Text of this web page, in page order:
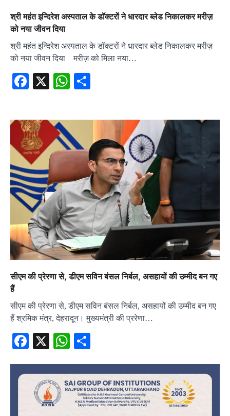
श्री महंत इन्दिरेश अस्पताल के डॉक्टरों ने धारदार ब्लेड निकालकर मरीज़
को नया जीवन दिया
श्री महंत इन्दिरेश अस्पताल के डॉक्टरों ने धारदार ब्लेड निकालकर मरीज़
को नया जीवन दिया मरीज़ को मिला नया…
Facebook
X WhatsApp
सीएम की प्रेरणा से, डीएम सविन बंसल निर्बल, असहायों की उम्मीद बन गए
हैं
सीएम की प्रेरणा से, डीएम सविन बंसल निर्बल, असहायों की उम्मीद बन गए
हैं श्रमिक मंत्र, देहरादून। मुख्यमंत्री की प्ररेणा…
Facebook
X WhatsApp